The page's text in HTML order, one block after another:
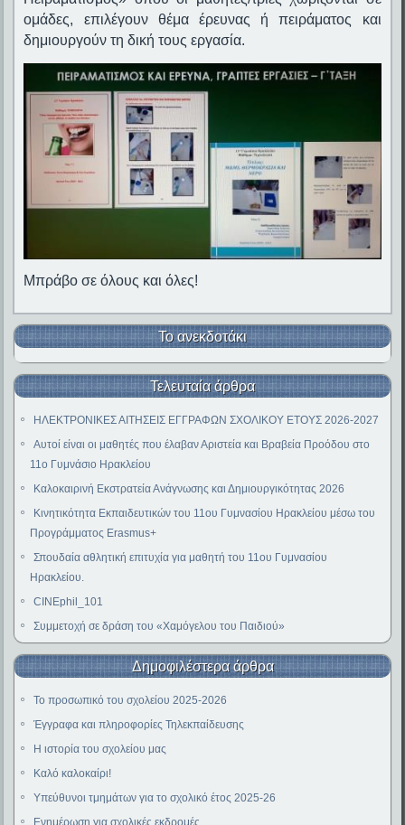
ομάδες, επιλέγουν θέμα έρευνας ή πειράματος και
δημιουργούν τη δική τους εργασία.
Μπράβο σε όλους και όλες!
Το ανεκδοτάκι
Τελευταία άρθρα
ΗΛΕΚΤΡΟΝΙΚΕΣ ΑΙΤΗΣΕΙΣ ΕΓΓΡΑΦΩΝ ΣΧΟΛΙΚΟΥ ΕΤΟΥΣ 2026-2027
Αυτοί είναι οι μαθητές που έλαβαν Αριστεία και Βραβεία Προόδου στο
11ο Γυμνάσιο Ηρακλείου
Καλοκαιρινή Εκστρατεία Ανάγνωσης και Δημιουργικότητας 2026
Κινητικότητα Εκπαιδευτικών του 11ου Γυμνασίου Ηρακλείου μέσω του
Προγράμματος Erasmus+
Σπουδαία αθλητική επιτυχία για μαθητή του 11ου Γυμνασίου
Ηρακλείου.
CINEphil_101
Συμμετοχή σε δράση του «Χαμόγελου του Παιδιού»
Δημοφιλέστερα άρθρα
Το προσωπικό του σχολείου 2025-2026
Έγγραφα και πληροφορίες Τηλεκπαίδευσης
Η ιστορία του σχολείου μας
Καλό καλοκαίρι!
Υπεύθυνοι τμημάτων για το σχολικό έτος 2025-26